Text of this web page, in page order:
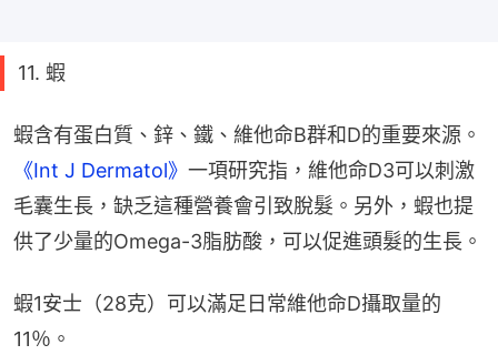
11. 蝦
蝦含有蛋白質、鋅、鐵、維他命B群和D的重要來源。
《Int J Dermatol》 一項研究指，維他命D3可以刺激
毛囊生長，缺乏這種營養會引致脫髮。另外，蝦也提
供了少量的Omega-3脂肪酸，可以促進頭髮的生長。
蝦1安士（28克）可以滿足日常維他命D攝取量的
11％。